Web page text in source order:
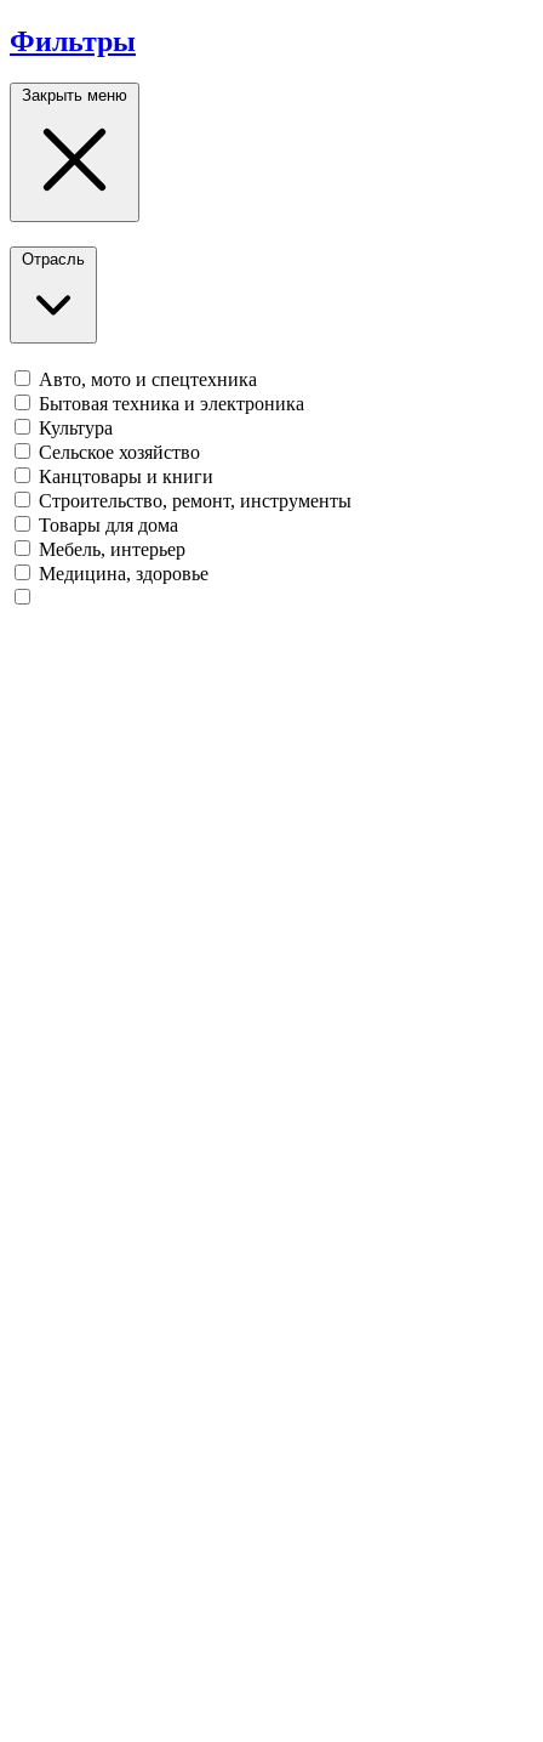
Фильтры
Закрыть меню
Отрасль
Авто, мото и спецтехника
Бытовая техника и электроника
Культура
Сельское хозяйство
Канцтовары и книги
Строительство, ремонт, инструменты
Товары для дома
Мебель, интерьер
Медицина, здоровье